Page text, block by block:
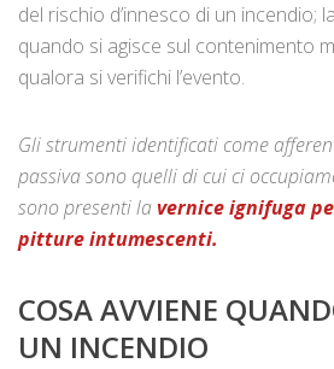
del rischio d’innesco di un incendio; la
quando si agisce sul contenimento
qualora si verifichi l’evento.
Gli strumenti identificati come
passiva sono quelli di cui ci
sono presenti lavernice ignifuga
pitture intumescenti.
COSA AVVIENE
UN INCENDIO